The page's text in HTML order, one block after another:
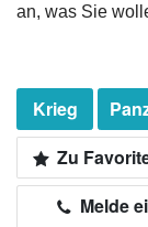
an, was Sie
Krieg
Zu
Melde